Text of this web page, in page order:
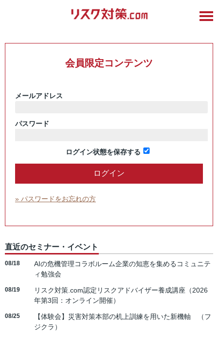
会員限定コンテンツ
メールアドレス
パスワード
ログイン状態を保存する
» パスワードをお忘れの方
直近のセミナー・イベント
08/18
AIの危機管理コラボルーム企業の知恵を集めるコミュニテ
ィ勉強会
08/19
リスク対策.com認定リスクアドバイザー養成講座（2026
年第3回：オンライン開催）
08/25
【体験会】災害対策本部の机上訓練を用いた新機軸 （フ
ジクラ）